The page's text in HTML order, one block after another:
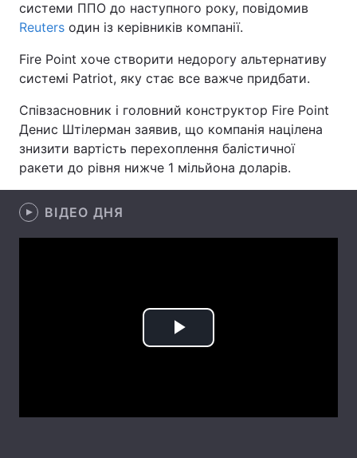
Техно і зв'язок Лайт
Зброя Інциденти
Здоров'я
Цікавинки Погода
Екологія Регіони
Лонгріди
системи ППО до наступного року, повідомив
Reuters один із керівників компанії.
Fire Point хоче створити недорогу альтернативу
системі Patriot, яку стає все важче придбати.
Співзасновник і головний конструктор Fire Point
Денис Штілерман заявив, що компанія націлена
знизити вартість перехоплення балістичної
ракети до рівня нижче 1 мільйона доларів.
ВІДЕО ДНЯ
Play